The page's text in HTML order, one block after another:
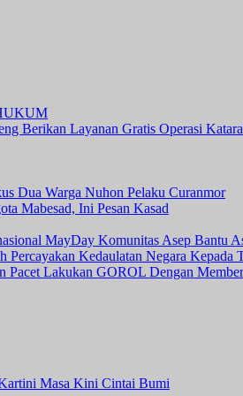
Berikan Layanan Gratis Operasi
Dua Warga Nuhon Pelaku Curanmor
Mabesad, Ini Pesan Kasad
MayDay Komunitas Asep Bantu
Percayakan Kedaulatan Negara
Pacet Lakukan GOROL Dengan
Masa Kini Cintai Bumi